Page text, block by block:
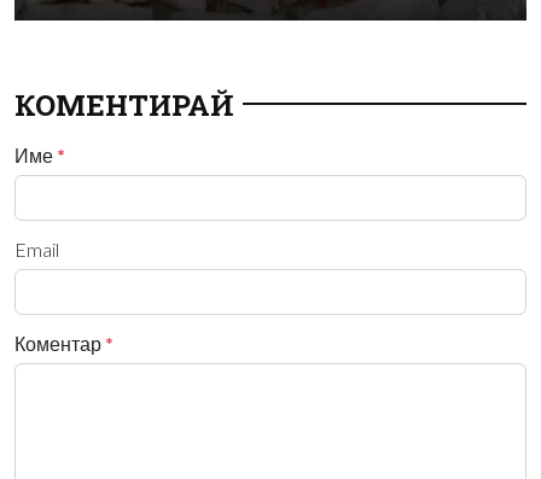
КОМЕНТИРАЙ
Име *
Email
Коментар *